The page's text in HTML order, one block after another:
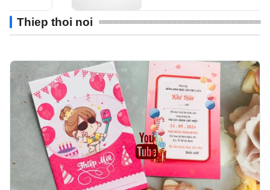
Thiep thoi noi